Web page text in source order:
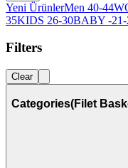
Yeni ÜrünlerMen 40-44
35KIDS 26-30BABY -21-
Filters
Clear
Categories(Filet